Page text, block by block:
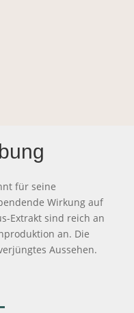
für seine
Wirkung auf
Extrakt sind reich an
an. Die
Aussehen.